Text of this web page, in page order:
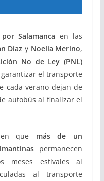
por Salamanca en las
Díaz y Noelia Merino,
No de Ley (PNL)
el transporte
cada verano dejan de
autobús al finalizar el
que más de un
permanecen
meses estivales al
al transporte